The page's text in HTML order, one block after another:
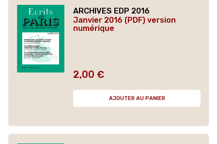
ARCHIVES EDP 2016
Janvier 2016 (PDF) version
numérique
Prix
2,00 €
AJOUTER AU PANIER